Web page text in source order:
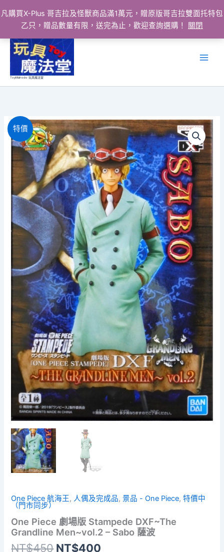
凡購買X-Plus 哥吉拉及怪獸商品滿1萬元，贈原版哥吉拉雙面托特包
乙只，贈品數量有限，送完為止，歡迎查詢選購！
關閉
ToyMahodo 玩具魔法堂
特價
One Piece 航海王, 人偶及完成品,景品 - One Piece,特價中
（門市同步）
One Piece 劇場版 Stampede DXF~The
Grandline Men~vol.2 – Sabo 薩波
NT$450 原
NT$400